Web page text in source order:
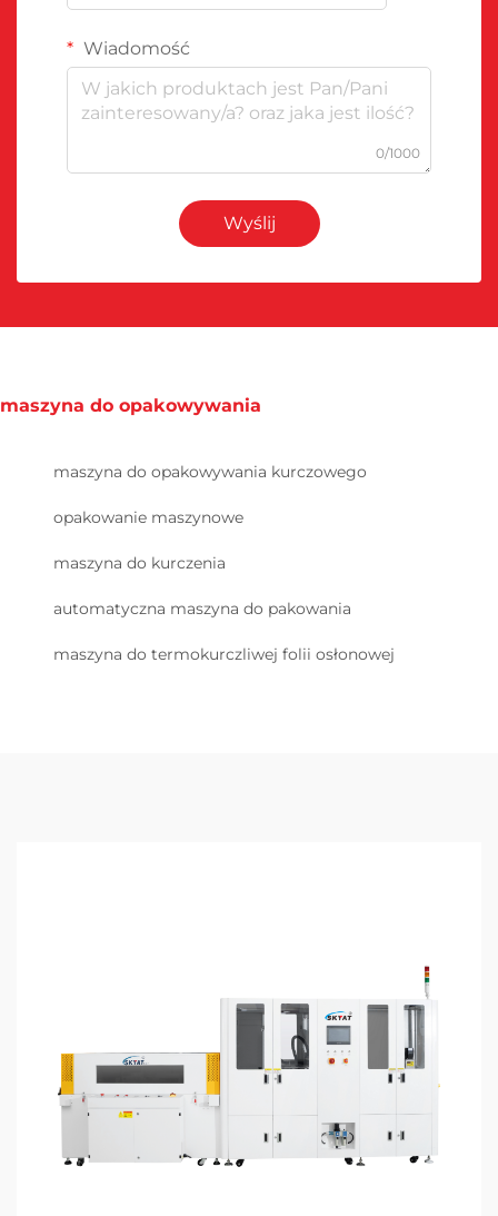
Wiadomość
0/1000
Wyślij
maszyna do opakowywania
maszyna do opakowywania kurczowego
opakowanie maszynowe
maszyna do kurczenia
automatyczna maszyna do pakowania
maszyna do termokurczliwej folii osłonowej